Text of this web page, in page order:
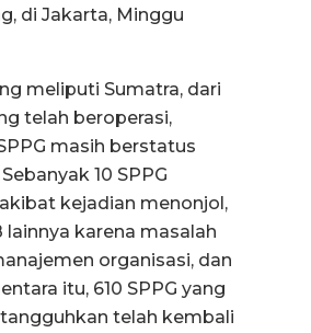
di Jakarta, Minggu
meliputi Sumatra, dari
telah beroperasi,
masih berstatus
10 SPPG
kejadian menonjol,
lainnya karena masalah
organisasi, dan
itu, 610 SPPG yang
telah kembali